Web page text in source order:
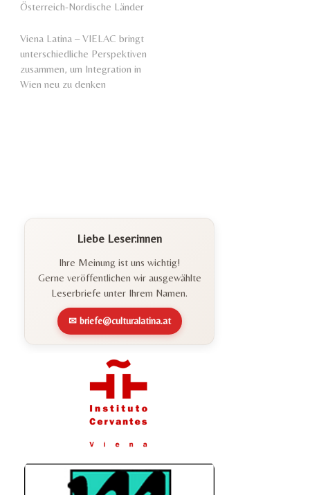
Österreich-Nordische Länder
Viena Latina – VIELAC bringt
unterschiedliche Perspektiven
zusammen, um Integration in
Wien neu zu denken
Liebe Leser:innen
Ihre Meinung ist uns wichtig!
Gerne veröffentlichen wir ausgewählte
Leserbriefe unter Ihrem Namen.
✉ briefe@culturalatina.at